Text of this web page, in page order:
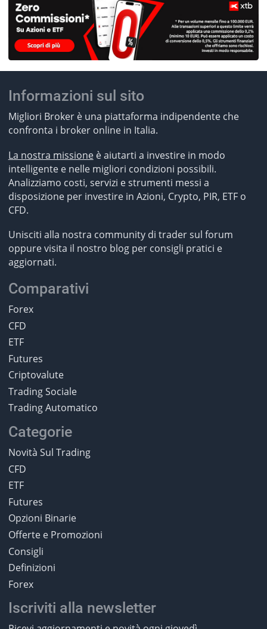
Informazioni sul sito
Migliori Broker è una piattaforma indipendente che
confronta i broker online in Italia.
La nostra missioneè aiutarti a investire in modo
intelligente e nelle migliori condizioni possibili.
Analizziamo costi, servizi e strumenti messi a
disposizione per investire in Azioni, Crypto, PIR, ETF o
CFD.
Unisciti alla nostra community di trader sul forum
oppure visita il nostro blog per consigli pratici e
aggiornati.
Comparativi
Forex
CFD
ETF
Futures
Criptovalute
Trading Sociale
Trading Automatico
Categorie
Novità Sul Trading
CFD
ETF
Futures
Opzioni Binarie
Offerte e Promozioni
Consigli
Definizioni
Forex
Iscriviti alla newsletter